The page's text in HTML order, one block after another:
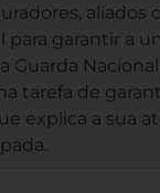
aliados
para garantir a
Guarda
tarefa de
explica a sua